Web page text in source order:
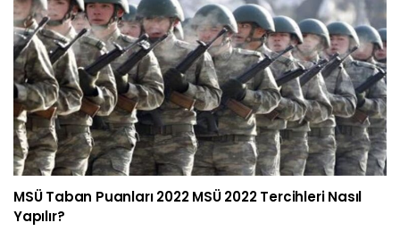
MSÜ Taban Puanları 2022 MSÜ 2022 Tercihleri Nasıl
Yapılır?